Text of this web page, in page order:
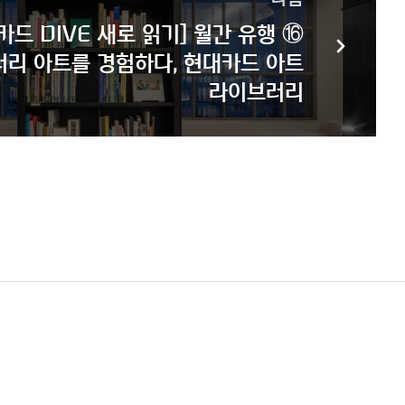
드 DIVE 새로 읽기] 월간 유행 ⑯
리 아트를 경험하다, 현대카드 아트
라이브러리